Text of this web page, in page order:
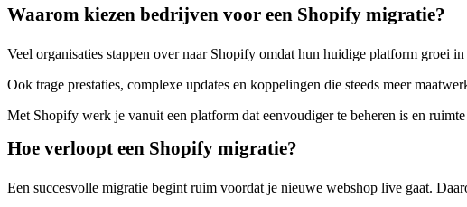
Waarom kiezen bedrijven voor een Shopify migratie?
Veel organisaties stappen over naar Shopify omdat hun huidige platform groei
Ook trage prestaties, complexe updates en koppelingen die steeds meer
Met Shopify werk je vanuit een platform dat eenvoudiger te beheren is en
Hoe verloopt een Shopify migratie?
Een succesvolle migratie begint ruim voordat je nieuwe webshop live gaat.